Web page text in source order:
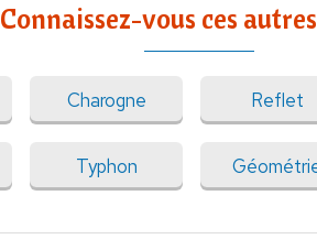
Connaissez-vous ces
Charogne Reflet
Typhon